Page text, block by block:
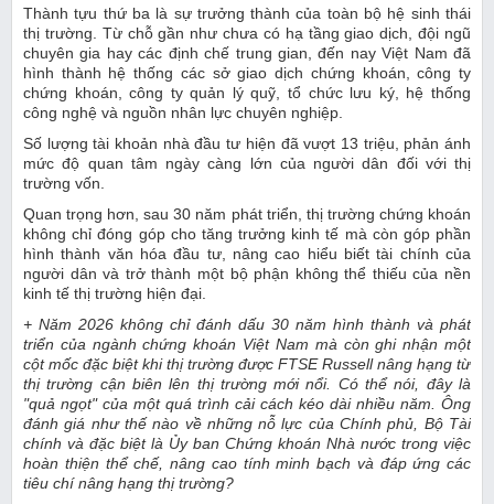
Thành tựu thứ ba là sự trưởng thành của toàn bộ hệ sinh thái
thị trường. Từ chỗ gần như chưa có hạ tầng giao dịch, đội ngũ
chuyên gia hay các định chế trung gian, đến nay Việt Nam đã
hình thành hệ thống các sở giao dịch chứng khoán, công ty
chứng khoán, công ty quản lý quỹ, tổ chức lưu ký, hệ thống
công nghệ và nguồn nhân lực chuyên nghiệp.
Số lượng tài khoản nhà đầu tư hiện đã vượt 13 triệu, phản ánh
mức độ quan tâm ngày càng lớn của người dân đối với thị
trường vốn.
Quan trọng hơn, sau 30 năm phát triển, thị trường chứng khoán
không chỉ đóng góp cho tăng trưởng kinh tế mà còn góp phần
hình thành văn hóa đầu tư, nâng cao hiểu biết tài chính của
người dân và trở thành một bộ phận không thể thiếu của nền
kinh tế thị trường hiện đại.
+ Năm 2026 không chỉ đánh dấu 30 năm hình thành và phát
triển của ngành chứng khoán Việt Nam mà còn ghi nhận một
cột mốc đặc biệt khi thị trường được FTSE Russell nâng hạng từ
thị trường cận biên lên thị trường mới nổi. Có thể nói, đây là
"quả ngọt" của một quá trình cải cách kéo dài nhiều năm. Ông
đánh giá như thế nào về những nỗ lực của Chính phủ, Bộ Tài
chính và đặc biệt là Ủy ban Chứng khoán Nhà nước trong việc
hoàn thiện thể chế, nâng cao tính minh bạch và đáp ứng các
tiêu chí nâng hạng thị trường?